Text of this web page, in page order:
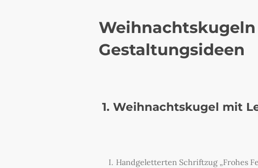
Weihnachtskugeln
Gestaltungsideen
1. Weihnachtskugel mit
Handgeletterten Schriftzug „Frohes